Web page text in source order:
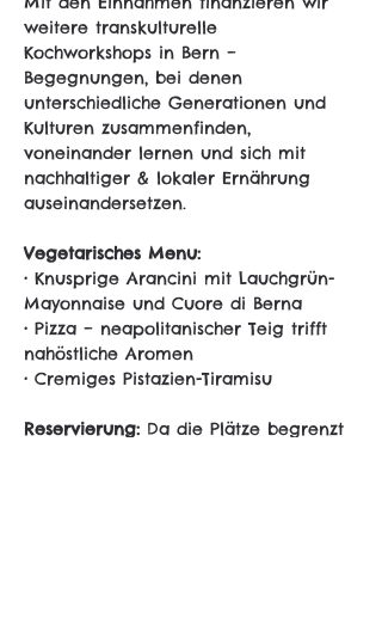
weitere transkulturelle
Kochworkshops in Bern –
Begegnungen, bei denen
unterschiedliche Generationen und
Kulturen zusammenfinden,
voneinander lernen und sich mit
nachhaltiger & lokaler Ernährung
auseinandersetzen.
Vegetarisches Menu:
• Knusprige Arancini mit Lauchgrün-
Mayonnaise und Cuore di Berna
• Pizza – neapolitanischer Teig trifft
nahöstliche Aromen
• Cremiges Pistazien-Tiramisu
Reservierung: Da die Plätze begrenzt